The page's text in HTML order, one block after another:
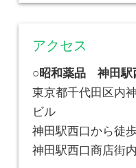
アクセス
○昭和薬品 神田駅
東京都千代田区内
ビル
神田駅西口から徒歩
神田駅西口商店街内